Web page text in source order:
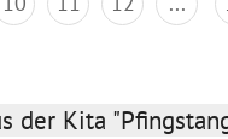
der Kita